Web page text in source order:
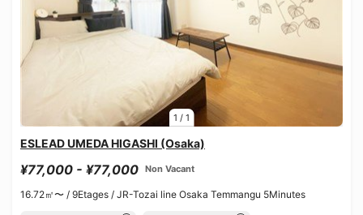
1 / 1
ESLEAD UMEDA HIGASHI (Osaka)
¥77,000 - ¥77,000 Non Vacant
16.72㎡〜 / 9Etages / JR-Tozai line Osaka Temmangu 5Minutes